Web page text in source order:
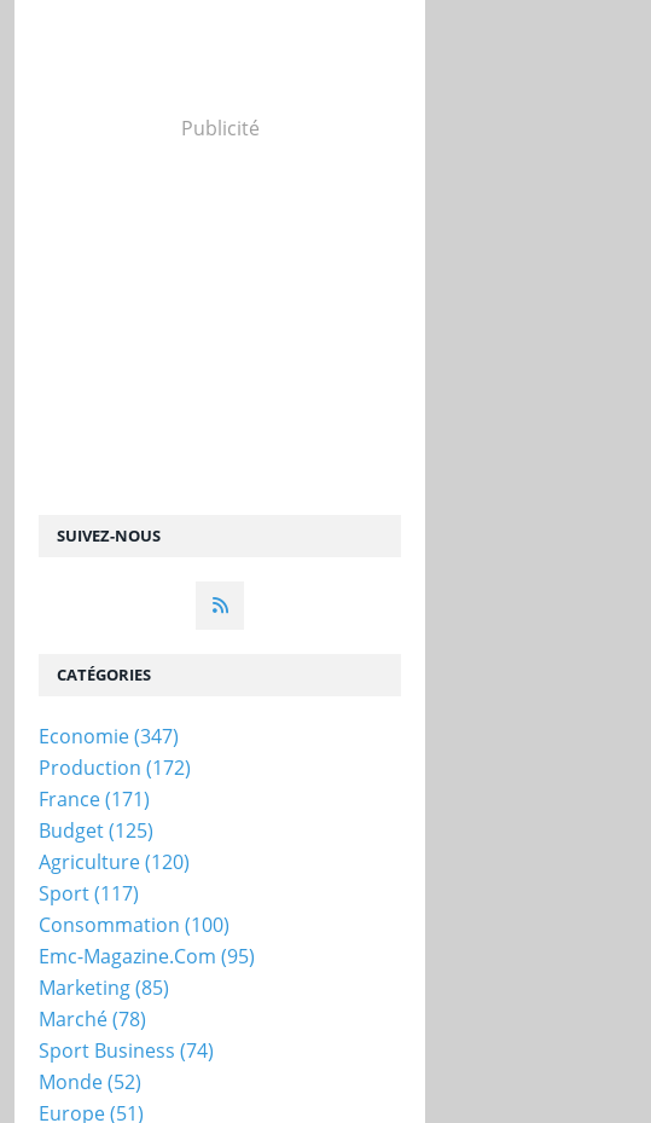
SUIVEZ-NOUS
Publicité
CATÉGORIES
Economie(347)
Production (172)
France(171)
Budget(125)
Agriculture(120)
Sport(117)
Consommation (100)
Emc-Magazine.com (95)
Marketing(85)
Marché(78)
Sport Business (74)
Monde(52)
Europe(51)